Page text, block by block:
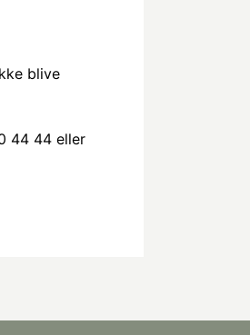
blive
44 44 eller